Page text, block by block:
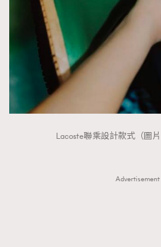
Lacoste聯乘設計款式（圖片
Advertisement